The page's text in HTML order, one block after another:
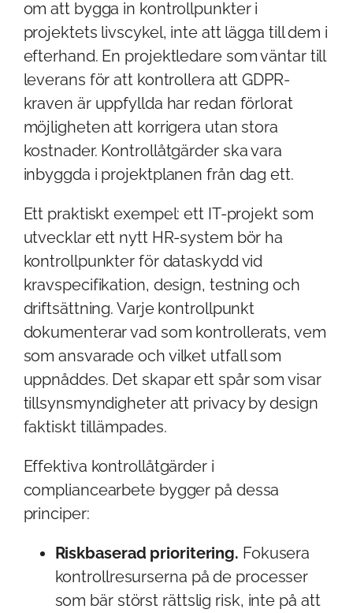
om att bygga in kontrollpunkter i
projektets livscykel, inte att lägga till dem i
efterhand. En projektledare som väntar till
leverans för att kontrollera att GDPR-
kraven är uppfyllda har redan förlorat
möjligheten att korrigera utan stora
kostnader. Kontrollåtgärder ska vara
inbyggda i projektplanen från dag ett.
Ett praktiskt exempel: ett IT-projekt som
utvecklar ett nytt HR-system bör ha
kontrollpunkter för dataskydd vid
kravspecifikation, design, testning och
driftsättning. Varje kontrollpunkt
dokumenterar vad som kontrollerats, vem
som ansvarade och vilket utfall som
uppnåddes. Det skapar ett spår som visar
tillsynsmyndigheter att privacy by design
faktiskt tillämpades.
Effektiva kontrollåtgärder i
compliancearbete bygger på dessa
principer:
Riskbaserad prioritering. Fokusera
kontrollresurserna på de processer
som bär störst rättslig risk, inte på att